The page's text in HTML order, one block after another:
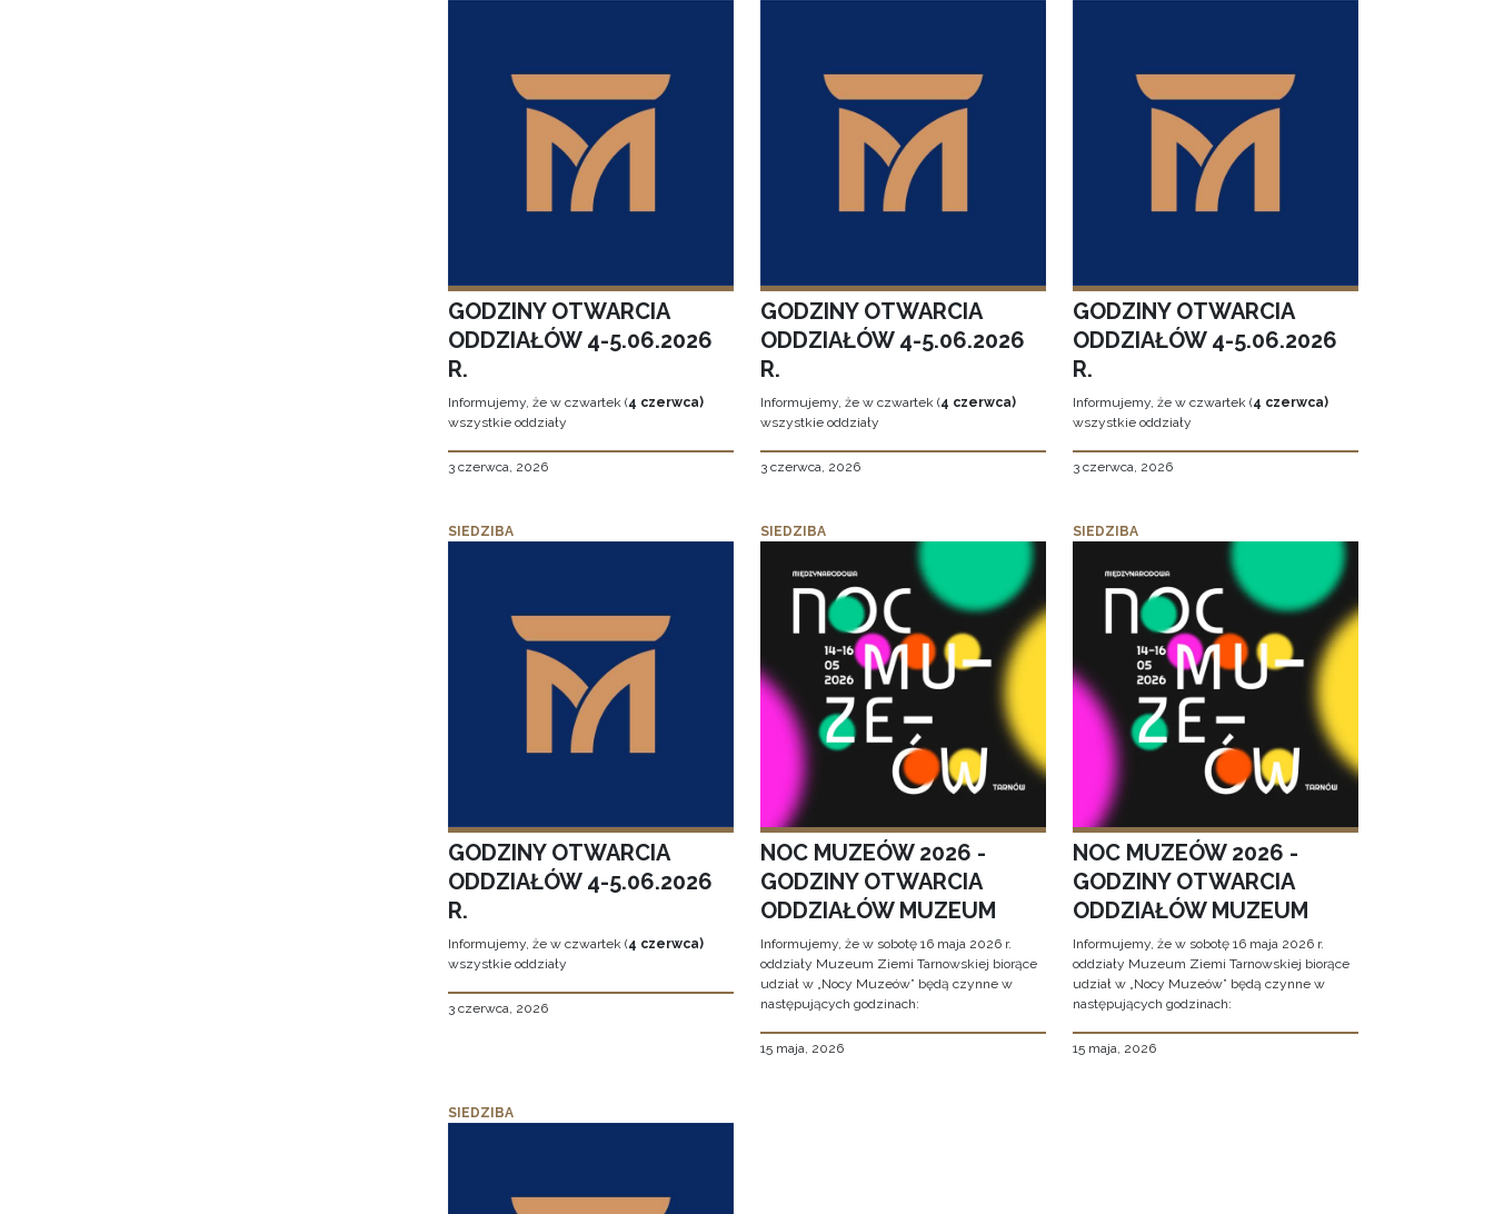
GODZINY OTWARCIA
ODDZIAŁÓW 4-5.06.2026
R.
Informujemy, że w czwartek (4 czerwca)
wszystkie oddziały
3 czerwca, 2026
GODZINY OTWARCIA
ODDZIAŁÓW 4-5.06.2026
R.
Informujemy, że w czwartek (4 czerwca)
wszystkie oddziały
3 czerwca, 2026
GODZINY OTWARCIA
ODDZIAŁÓW 4-5.06.2026
R.
Informujemy, że w czwartek (4 czerwca)
wszystkie oddziały
3 czerwca, 2026
SIEDZIBA
GODZINY OTWARCIA
ODDZIAŁÓW 4-5.06.2026
R.
Informujemy, że w czwartek (4 czerwca)
wszystkie oddziały
3 czerwca, 2026
SIEDZIBA
NOC MUZEÓW 2026 -
GODZINY OTWARCIA
ODDZIAŁÓW MUZEUM
Informujemy, że w sobotę 16 maja 2026 r.
oddziały Muzeum Ziemi Tarnowskiej biorące
udział w „Nocy Muzeów” będą czynne w
następujących godzinach:
15 maja, 2026
SIEDZIBA
NOC MUZEÓW 2026 -
GODZINY OTWARCIA
ODDZIAŁÓW MUZEUM
Informujemy, że w sobotę 16 maja 2026 r.
oddziały Muzeum Ziemi Tarnowskiej biorące
udział w „Nocy Muzeów” będą czynne w
następujących godzinach:
15 maja, 2026
SIEDZIBA